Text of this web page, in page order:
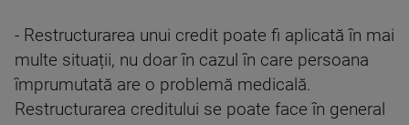
- Restructurarea unui credit poate fi aplicată în mai
multe situații, nu doar în cazul în care persoana
împrumutată are o problemă medicală.
Restructurarea creditului se poate face în general